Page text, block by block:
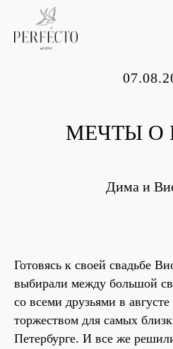
МЕЧТЫ О
Дима и
Готовясь к своей свадьбе
выбирали между большой
со всеми друзьями в
торжеством для самых
Петербурге. И все же